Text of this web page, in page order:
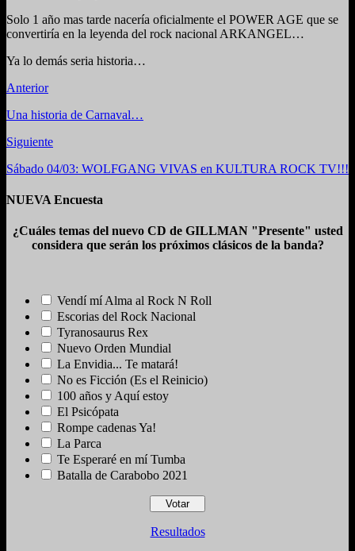
Solo 1 año mas tarde nacería oficialmente el POWER AGE que se
convertiría en la leyenda del rock nacional ARKANGEL…
Ya lo demás seria historia…
Anterior
Una historia de Carnaval…
Siguiente
Sábado 04/03: WOLFGANG VIVAS en KULTURA ROCK TV!!!
NUEVA Encuesta
¿Cuáles temas del nuevo CD de GILLMAN "Presente" usted
considera que serán los próximos clásicos de la banda?
Vendí mí Alma al Rock N Roll
Escorias del Rock Nacional
Tyranosaurus Rex
Nuevo Orden Mundial
La Envidia... Te matará!
No es Ficción (Es el Reinicio)
100 años y Aquí estoy
El Psicópata
Rompe cadenas Ya!
La Parca
Te Esperaré en mí Tumba
Batalla de Carabobo 2021
Resultados